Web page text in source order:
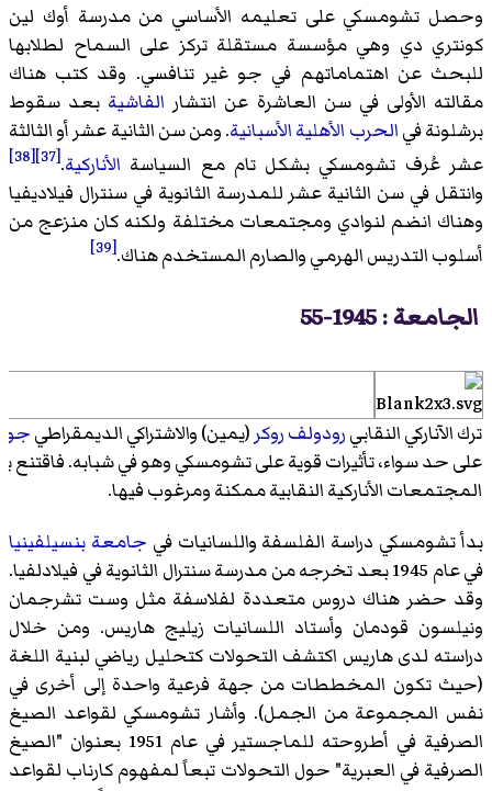
وحصل تشومسكي على تعليمه الأساسي من مدرسة أوك لين
كونتري دي وهي مؤسسة مستقلة تركز على السماح لطلابها
للبحث عن اهتماماتهم في جو غير تنافسي. وقد كتب هناك
مقالته الأولى في سن العاشرة عن انتشار الفاشية بعد سقوط
برشلونة فيالحرب الأهلية الأسبانية. ومن سن الثانية عشر أو الثالثة
عشر عُرف تشومسكي بشكل تام مع السياسة الأناركية.
[37]
[38]
وانتقل في سن الثانية عشر للمدرسة الثانوية في سنترال فيلاديفيا
وهناك انضم لنوادي ومجتمعات مختلفة ولكنه كان منزعج من
أسلوب التدريس الهرمي والصارم المستخدم هناك.[39]
الجامعة : 1945-55
ترك الآناركي النقابيرودولف روكر(يمين) والاشتراكي الديمقراطي
على حد سواء، تأثيرات قوية على تشومسكي وهو في شبابه. فاقتنع
المجتمعات الأناركية النقابية ممكنة ومرغوب فيها.
بدأ تشومسكي دراسة الفلسفة واللسانيات في جامعة بنسيلفينيا
في عام 1945 بعد تخرجه من مدرسة سنترال الثانوية في فيلادلفيا.
وقد حضر هناك دروس متعددة لفلاسفة مثل وست تشرجمان
ونيلسون قودمان وأستاد اللسانيات زيليج هاريس. ومن خلال
دراسته لدى هاريس اكتشف التحولات كتحليل رياضي لبنية اللغة
(حيث تكون المخططات من جهة فرعية واحدة إلى أخرى في
نفس المجموعة من الجمل). وأشار تشومسكي لقواعد الصيغ
الصرفية في أطروحته للماجستير في عام 1951 بعنوان "الصيغ
الصرفية في العبرية" حول التحولات تبعاً لمفهومكارناب لقواعد